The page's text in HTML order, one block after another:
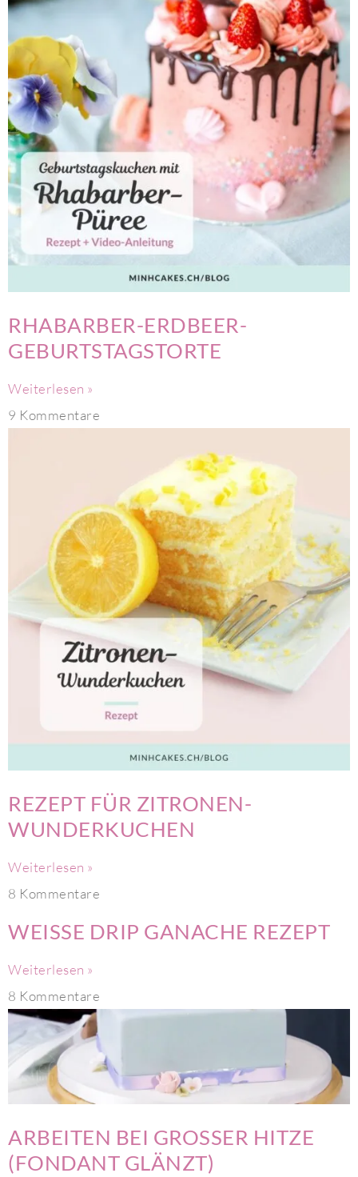
RHABARBER-ERDBEER-
GEBURTSTAGSTORTE
Weiterlesen »
9 Kommentare
REZEPT FÜR ZITRONEN-
WUNDERKUCHEN
Weiterlesen »
8 Kommentare
WEISSE DRIP GANACHE REZEPT
Weiterlesen »
8 Kommentare
ARBEITEN BEI GROSSER HITZE
(FONDANT GLÄNZT)